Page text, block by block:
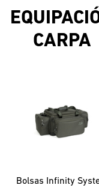
CARPA
Bolsas Infinity